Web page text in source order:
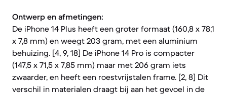
Ontwerp en afmetingen:
De iPhone 14 Plus heeft een groter formaat (160,8 x 78,1
x 7,8 mm) en weegt 203 gram, met een aluminium
behuizing. [4, 9, 18] De iPhone 14 Pro is compacter
(147,5 x 71,5 x 7,85 mm) maar met 206 gram iets
zwaarder, en heeft een roestvrijstalen frame. [2, 8] Dit
verschil in materialen draagt bij aan het gevoel in de